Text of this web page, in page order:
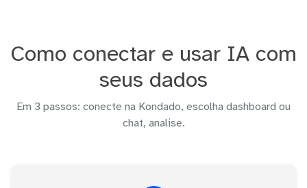
Como conectar e usar IA com
seus dados
Em 3 passos: conecte na Kondado, escolha dashboard ou
chat, analise.